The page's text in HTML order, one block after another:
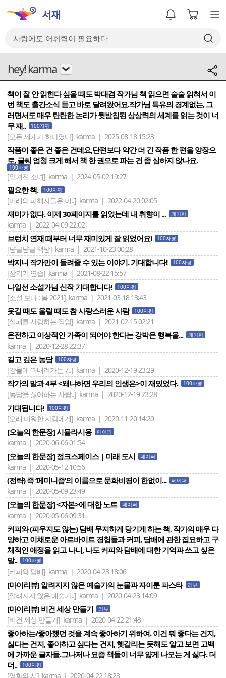
hey! karma
책이 잘 안 읽힌다 싶을 때도 박대겸 작가님 책 읽으면 술술 읽혀서 이
번 책도 출간소식 듣고 바로 달려왔어요.작가님 특유의 경계없는, 그
러면서도 매우 탄탄한 논리가 뒷받침된 상상력의 세계를 읽는 것이 너
무 재..
100자평
[모든 세계가 하나였다] karma | 2025-08-18 15:23
작품이 좋은 건 좋은 건데요,단편보다 약간 더 긴 작품 한 편을 양장으
로, 글씨 엄청 크게 해서 책 한 권으로 파는 건 좀 심하지 않나요.
100자평
[맡겨진 소녀] karma | 2024-05-02 19:27
필요한 책. 100자평
[미래의 피해자들은 이..] karma | 2022-04-20 02:05
재미가 없다. 이제 30페이지를 읽었는데 내 취향이 ... 페이퍼
karma | 2022-04-09 22:02
브런치 연재 때부터 너무 재미있게 잘 읽었어요! 100자평
[냥글냥글 책방] karma | 2021-10-23 00:28
박지니 작가만이 들려줄 수 있는 이야기. 기대합니다! 100자평
[삼키기 연습] karma | 2021-08-22 15:57
나일선 소설가님 신작 기대합니다! 100자평
[소설 보다 : 봄 2021] karma | 2021-03-18 13:43
웃길 때도 울릴 때도 참 사랑스러운 사람 100자평
[실패를 사랑하는 직업] karma | 2021-02-15 02:21
온전하고 이상적인 가족이 되어야 한다는 강박은 행복을... 페이퍼
karma | 2020-12-28 22:37
길고 깊은 농담 100자평
[강물에 떠내려가는 7..] karma | 2020-12-19 23:29
작가의 말과 4부 <왜냐하면 우리의 인생은>이 재밌었다. 100자평
[농담을 싫어하는 사람..] karma | 2020-12-19 23:28
기대됩니다! 100자평
[오래 미워한 사람에게] karma | 2020-11-20 14:20
[오늘의 한문장] 시뮬라시옹 페이퍼
karma | 2020-06-06 01:54
[오늘의 한문장] 정크스페이스 | 미래 도시 페이퍼
karma | 2020-05-12 10:56
(전략) 즉 ‘페미니즘’의 이름으로 문화비평이 한없이... 페이퍼
karma | 2020-05-09 23:49
[오늘의 한문장] <자본>에 대한 노트 페이퍼
karma | 2020-05-06 09:31
커피와 (피우지도 않는) 담배 무지하게 당기게 하는 책. 작가의 매우 다
양하고 이채로운 아르바이트 경험들과 커피, 담배에 관한 집요하고 구
체적인 애정을 읽고 나니, 나도 커피와 담배에 대한 기억과 쓰고 싶은
말..
100자평
[커피와 담배] karma | 2020-04-23 18:06
[마이리뷰] 알려지지 않은 예술가의 눈물과 자이툰 파스타 리뷰
[알려지지 않은 예술가..] karma | 2020-04-23 14:09
[마이리뷰] 비건 세상 만들기 리뷰
[비건 세상 만들기] karma | 2020-04-22 21:43
좋아하는/좋아했던 것을 계속 좋아하기 위하여. 이건 뭐 좋다는 건지,
싫다는 건지, 좋아하고 싶다는 건지, 헷갈리는 듯해도 알고 보면 고백
에 가까운 글자들.그나저나 요즘 책들이 너무 얇게 나오는 게 싫다. 더
더..
100자평
[영화와 시] karma | 2020-04-22 18:23